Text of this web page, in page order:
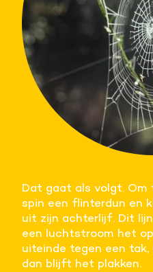
Dat gaat als volgt. Om
spin een flinterdun en
uit zijn achterlijf. Dit
een luchtstroom het
uiteinde tegen een tak,
dan blijft het plakken.